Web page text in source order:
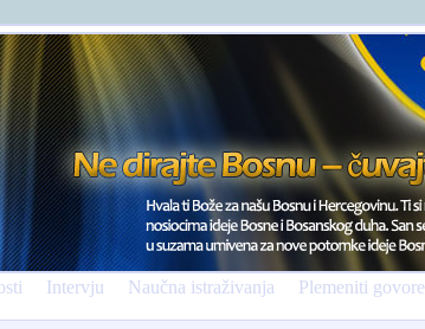
Intervju Naučna istraživanja Plemeniti govore